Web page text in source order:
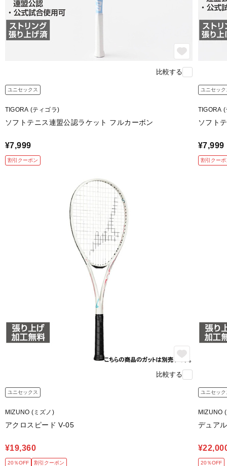
比較する
ユニセックス
TIGORA (ティゴラ)
ソフトテニス連盟公認ラケット フルカーボン
¥7,999
割引クーポン
ユニセック
TIGORA
ソフト
¥7,999
割引クーポ
比較する
ユニセックス
MIZUNO (ミズノ)
アクロスピード V-05
¥19,360
20％OFF 割引クーポン
ユニセック
MIZUNO
デュア
20％OFF